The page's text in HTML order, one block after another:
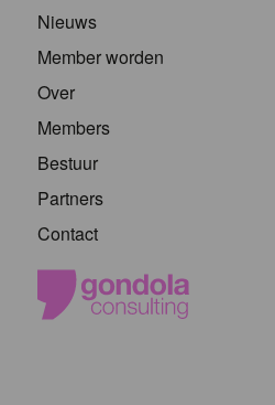
Nieuws
Member worden
Over
Members
Bestuur
Partners
Contact